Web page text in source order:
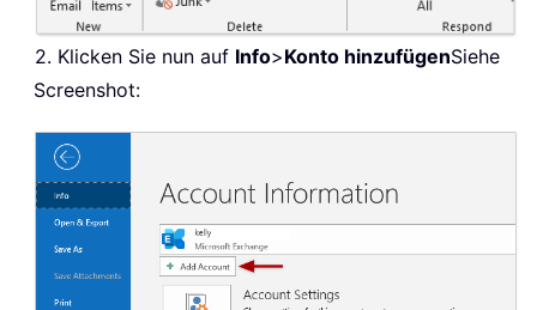
2. Klicken Sie nun auf Info>Konto hinzufügenSiehe
Screenshot: